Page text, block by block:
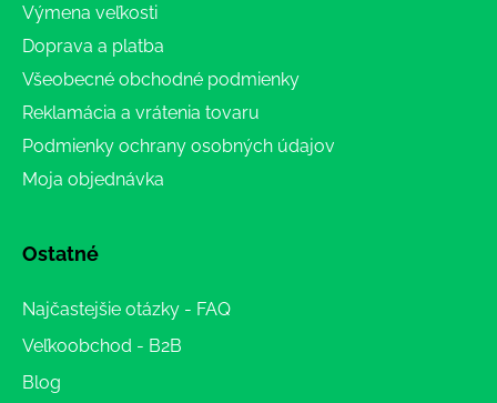
Výmena veľkosti
Doprava a platba
Všeobecné obchodné podmienky
Reklamácia a vrátenia tovaru
Podmienky ochrany osobných údajov
Moja objednávka
Ostatné
Najčastejšie otázky - FAQ
Veľkoobchod - B2B
Blog